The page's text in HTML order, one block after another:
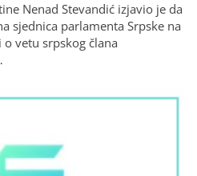
Nenad Stevandić izjavio je da
sjednica parlamenta Srpske na
vetu srpskog člana